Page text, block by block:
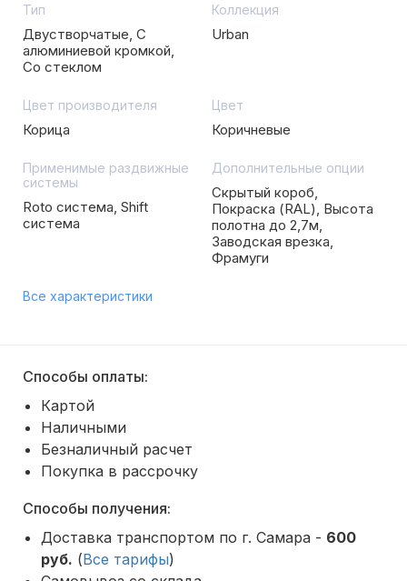
Тип
Двустворчатые, С
алюминиевой кромкой,
Со стеклом
Коллекция
Urban
Цвет производителя
Корица
Цвет
Коричневые
Применимые раздвижные
системы
Roto система, Shift
система
Дополнительные опции
Скрытый короб,
Покраска (RAL), Высота
полотна до 2,7м,
Заводская врезка,
Фрамуги
Все характеристики
Способы оплаты:
Картой
Наличными
Безналичный расчет
Покупка в рассрочку
Способы получения:
Доставка транспортом по г. Самара - 600
руб. (Все тарифы)